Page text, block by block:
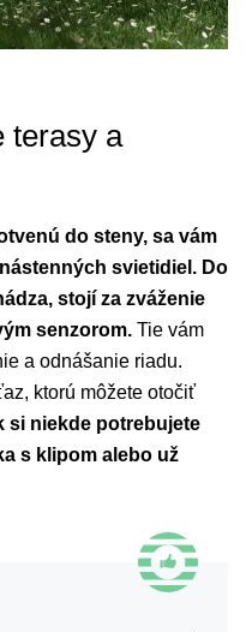
terasy a
do steny, sa vám
svietidiel. Do
stojí za zváženie
senzorom. Tie vám
a odnášanie riadu.
ktorú môžete otočiť
si niekde potrebujete
s klipom alebo už